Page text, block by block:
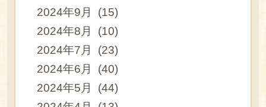
2024年9月 (15)
2024年8月 (10)
2024年7月 (23)
2024年6月 (40)
2024年5月 (44)